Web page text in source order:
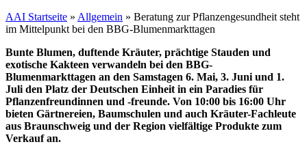
AAI Startseite » Allgemein » Beratung zur Pflanzengesundheit steht
im Mittelpunkt bei den BBG-Blumenmarkttagen
Bunte Blumen, duftende Kräuter, prächtige Stauden und
exotische Kakteen verwandeln bei den BBG-
Blumenmarkttagen an den Samstagen 6. Mai, 3. Juni und 1.
Juli den Platz der Deutschen Einheit in ein Paradies für
Pflanzenfreundinnen und -freunde. Von 10:00 bis 16:00 Uhr
bieten Gärtnereien, Baumschulen und auch Kräuter-Fachleute
aus Braunschweig und der Region vielfältige Produkte zum
Verkauf an.